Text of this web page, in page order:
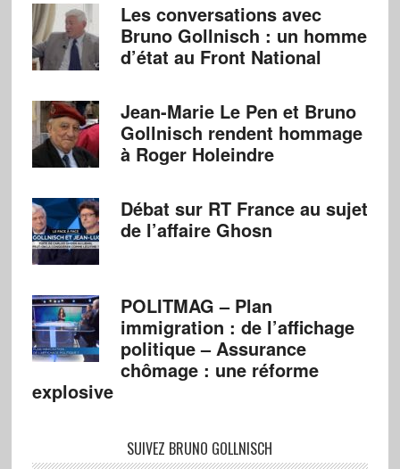
Les conversations avec
Bruno Gollnisch : un homme
d’état au Front National
Jean-Marie Le Pen et Bruno
Gollnisch rendent hommage
à Roger Holeindre
Débat sur RT France au sujet
de l’affaire Ghosn
POLITMAG – Plan
immigration : de l’affichage
politique – Assurance
chômage : une réforme
explosive
SUIVEZ BRUNO GOLLNISCH